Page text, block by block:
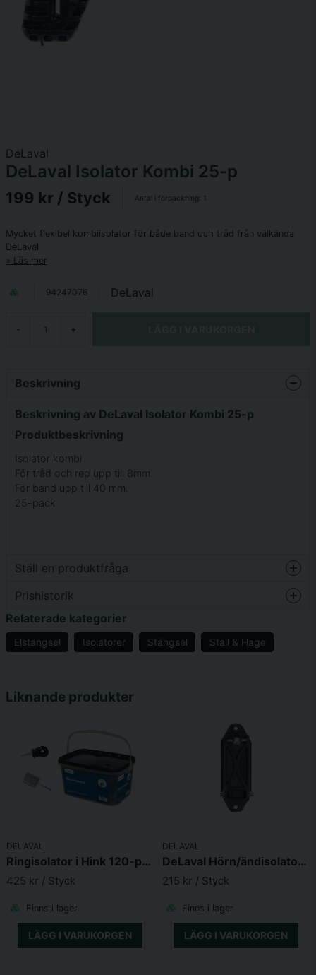
DeLaval
DeLaval Isolator Kombi 25-p
199 kr / Styck Antal i förpackning: 1
Mycket flexibel kombiisolator för både band och tråd från välkända
DeLaval
Läs mer
94247076 DeLaval
- +
Beskrivning
Beskrivning av DeLaval Isolator Kombi 25-p
Produktbeskrivning
Isolator kombi.
För tråd och rep upp till 8mm.
För band upp till 40 mm.
25-pack
Ställ en produktfråga
question
Ja, ni får publicera min fråga
Skicka fråga
Prishistorik
Relaterade kategorier
Elstängsel Isolatorer Stängsel Stall & Hage
Liknande produkter
DELAVAL
Ringisolator i Hink 120-pack med 1 isolatordragare
425 kr / Styck
Finns i lager
LÄGG I VARUKORGEN
DELAVAL
DeLaval Hörn/ändisolator 5-p
215 kr / Styck
Finns i lager
LÄGG I VARUKORGEN